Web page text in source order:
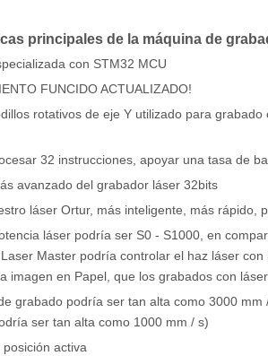
principales de la máquina de
con STM32 MCU
FUNCIDO ACTUALIZADO!
rotativos de eje Y utilizado para
32 instrucciones, apoyar una tasa de
avanzado del grabador láser 32bits
láser Ortur, más inteligente, más rápido,
láser podría ser S0 - S1000, en
Master podría controlar el haz láser
imagen en Papel, que los grabados con
grabado podría ser tan alta como 3000
ser tan alta como 1000 mm / s)
activa